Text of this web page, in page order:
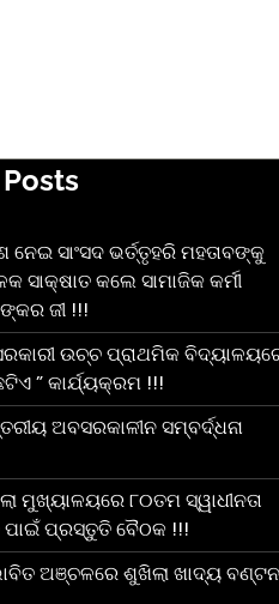
ନେଇ ସାଂସଦ ଭର୍ତ୍ତୃହରି ମହତାବଙ୍କୁ
ସାକ୍ଷାତ କଲେ ସାମାଜିକ କର୍ମୀ
ଜୀ !!!
ଉଚ୍ଚ ପ୍ରାଥମିକ
” କାର୍ଯ୍ୟକ୍ରମ !!!
ଅବସରକାଳୀନ ସମ୍ବର୍ଦ୍ଧନା
ମୁଖ୍ୟାଳୟରେ ୮୦ତମ ସ୍ୱାଧୀନତା
ପାଇଁ ପ୍ରସ୍ତୁତି ବୈଠକ !!!
ଅଞ୍ଚଳରେ ଶୁଖିଲା ଖାଦ୍ୟ ବଣ୍ଟନ